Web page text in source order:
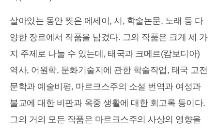
살아있는 동안 찟은 에세이, 시, 학술논문, 노래 등 다
양한 장르에서 작품을 남겼다. 그의 작품은 크게 세 가
지 주제로 나눌 수 있는데, 태국과 크메르(캄보디아)
역사, 어원학, 문화기술지에 관한 학술작업, 태국 고전
문학과 예술비평, 마르크스주의 소설 번역과 여성과
불교에 대한 비판과 옥중 생활에 대한 회고록 등이다.
그의 거의 모든 작품은 마르크스주의 사상의 영향을